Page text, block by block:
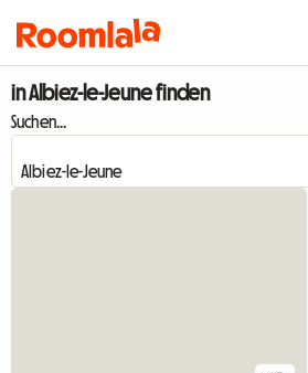
in Albiez-le-Jeune finden
Suchen...